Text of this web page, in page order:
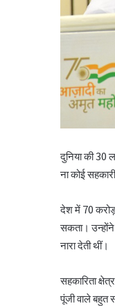
दुनिया की 30
ना कोई
देश में 70
सकता। उन्होंने
नारा देती थीं।
सहकारिता
पूंजी वाले बहुत